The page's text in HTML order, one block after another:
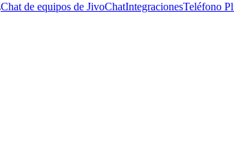
Chat de equipos de JivoChatIntegracionesTeléfono